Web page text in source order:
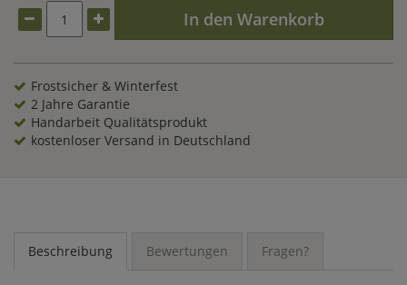
Dewi Tara Büste wird aus hochwertigem Steinguss von Hand
gefertigt und überzeugt durch ihre einzigartige Erscheinung
sowie durch ihre Wetterbeständigkeit und absolute
Frostfestigkeit. In einem aufwändigen Arbeitsschritt bekommt
jede Dewi Tara Steinbüste zum Abschluss ein Antik Finish in
Handarbeit aufgetragen. Dewi Sri gilt als Göttin von
ungewöhnlicher Schönheit, weshalb die Figuren auch in
unserer hochwertigen Büste als jugendliche, geschmeidige
In den Warenkorb
Frostsicher & Winterfest
2 Jahre Garantie
Handarbeit Qualitätsprodukt
kostenloser Versand in Deutschland
Beschreibung Bewertungen Fragen?